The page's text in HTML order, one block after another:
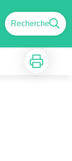
Recherche
Imprimer